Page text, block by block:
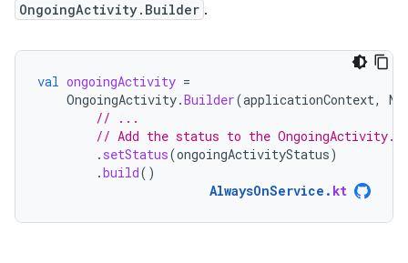
OngoingActivity.Builder .
val ongoingActivity =
OngoingActivity.Builder(applicationContext,
// ...
// Add the status to the OngoingActivity.
. setStatus(ongoingActivityStatus)
.build()
AlwaysOnService . kt